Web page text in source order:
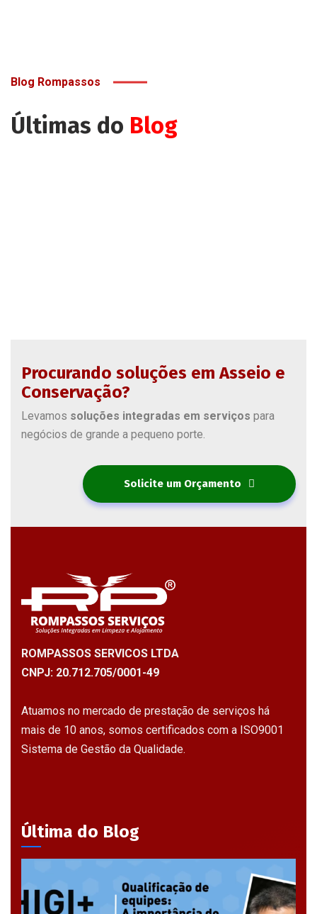
Blog Rompassos
Últimas do Blog
Procurando soluções em Asseio e
Conservação?
Levamos soluções integradas em serviços para
negócios de grande a pequeno porte.
Solicite um Orçamento
ROMPASSOS SERVICOS LTDA
CNPJ: 20.712.705/0001-49
Atuamos no mercado de prestação de serviços há
mais de 10 anos, somos certificados com a ISO9001
Sistema de Gestão da Qualidade.
Última do Blog